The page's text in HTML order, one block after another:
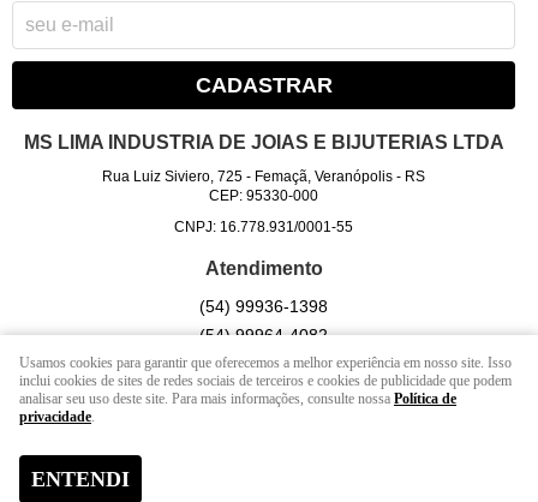
CADASTRAR
MS LIMA INDUSTRIA DE JOIAS E BIJUTERIAS LTDA
Rua Luiz Siviero, 725 - Femaçã, Veranópolis - RS
CEP: 95330-000
CNPJ: 16.778.931/0001-55
Atendimento
(54) 99936-1398
(54)99964-4082
(54)99936-1398(WhatsApp)
Segunda a sexta = 08:00 às 11:45/13:00 às 18:00
LOJA VIRTUAL CRIADA POR
Usamos cookies para garantir que oferecemos a melhor experiência em nosso site. Isso
inclui cookies de sites de redes sociais de terceiros e cookies de publicidade que podem
analisar seu uso deste site. Para mais informações, consulte nossa Política de
privacidade.
ENTENDI